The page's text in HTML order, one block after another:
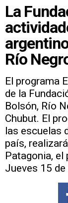
La
Río
El programa
de la
Bolsón, Río
Chubut. El
las escuelas
país,
Patagonia,
Jueves 15